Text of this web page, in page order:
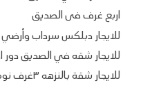
اربع غرف فى الصديق
للايجار دبلكس سرداب
للايجار شقه في الصديق
للايجار شقة بالنزهه ٣غرف نوم منهم ماستر